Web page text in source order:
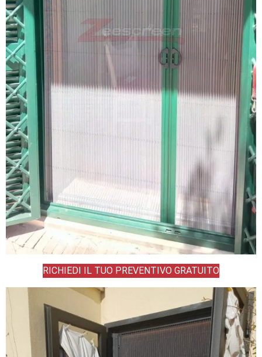
RICHIEDI IL TUO PREVENTIVO GRATUITO